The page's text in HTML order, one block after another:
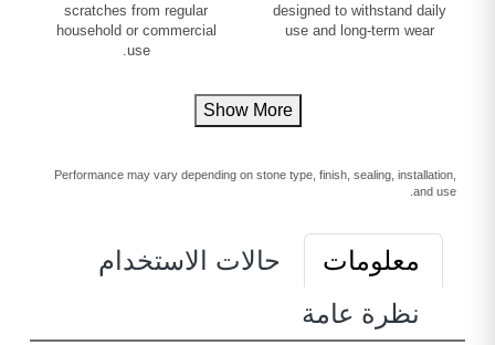
designed to withstand daily
use and long-term wear
scratches from regular
household or commercial
use.
Show More
Performance may vary depending on stone type, finish, sealing, installation,
and use.
معلومات
حالات الاستخدام
نظرة عامة